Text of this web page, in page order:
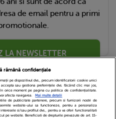
de email pentru a primi
LA NEWSLETTER
rămână confidențiale
pe dispozitivul dvs., precum identificatorii cookie unici
sau gestiona preferințele dvs. făcând clic mai jos,
orice moment pe pagina cu politica de confidențialitate.
afecta navigarea.
Mai multe detalii
de publicitate partenere, precum si furnizorii nostri de
website-ului sa functioneze, pentru a personaliza
si/sau profilul dvs., pentru a va oferi functionalitati
pe website. Beneficiati de drepturile prevazute de art. 15-